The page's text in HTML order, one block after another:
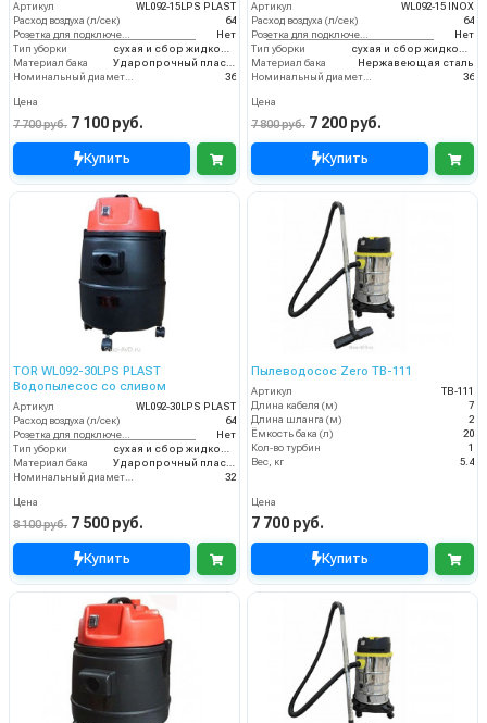
Артикул
WL092-15LPS PLAST
Расход воздуха (л/сек)
64
Розетка для подключения инструмента
Нет
Тип уборки
сухая и сбор жидкостей
Материал бака
Ударопрочный пластик
Номинальный диаметр принадлежностей (мм)
36
Цена
7 700 руб. 7 100 руб.
Купить
Артикул
WL092-15 INOX
Расход воздуха (л/сек)
64
Розетка для подключения инструмента
Нет
Тип уборки
сухая и сбор жидкостей
Материал бака
Нержавеющая сталь
Номинальный диаметр принадлежностей (мм)
36
Цена
7 800 руб. 7 200 руб.
Купить
TOR WL092-30LPS PLAST
Водопылесос со сливом
Артикул
WL092-30LPS PLAST
Расход воздуха (л/сек)
64
Розетка для подключения инструмента
Нет
Тип уборки
сухая и сбор жидкостей
Материал бака
Ударопрочный пластик
Номинальный диаметр принадлежностей (мм)
32
Цена
8 100 руб. 7 500 руб.
Купить
Пылеводосос Zero TB-111
Артикул
TB-111
Длина кабеля (м)
7
Длина шланга (м)
2
Ёмкость бака (л)
20
Кол-во турбин
1
Вес, кг
5.4
Цена
7 700 руб.
Купить